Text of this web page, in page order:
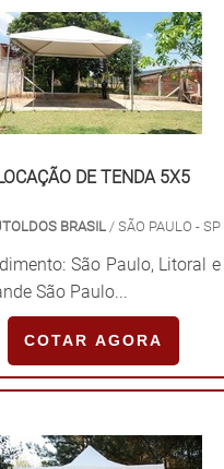
DE TENDA 5X5
BRASIL / SÃO PAULO - SP
São Paulo, Litoral
São Paulo...
COTAR AGORA